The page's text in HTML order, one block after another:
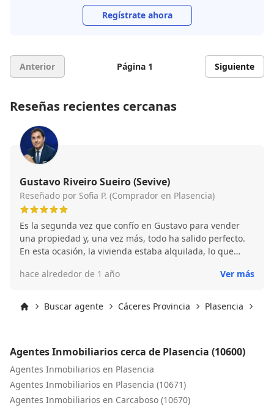
Regístrate ahora
Anterior Página 1 Siguiente
Reseñas recientes cercanas
Gustavo Riveiro Sueiro (Sevive)
Reseñado por Sofia P. (Comprador en Plasencia)
Es la segunda vez que confío en Gustavo para vender
una propiedad y, una vez más, todo ha salido perfecto.
En esta ocasión, la vivienda estaba alquilada, lo que
venderla a un inversor, respetando el contrato de los
tranquilidad. Profesional, resolutivo y de confianza.
hace alrededor de 1 año Ver más
Buscar agente Cáceres Provincia Plasencia
Agentes Inmobiliarios cerca de Plasencia (10600)
Agentes Inmobiliarios en Plasencia
Agentes Inmobiliarios en Plasencia (10671)
Agentes Inmobiliarios en Carcaboso (10670)